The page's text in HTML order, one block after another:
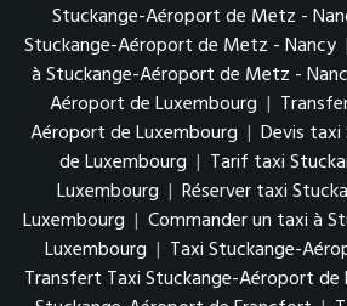
Stuckange-Aéroport de Metz -
Stuckange-Aéroport de Metz - Nancy |
à Stuckange-Aéroport de Metz -
Aéroport de Luxembourg |
Aéroport de Luxembourg | Devis
de Luxembourg | Tarif taxi
Luxembourg | Réserver taxi
Luxembourg | Commander un taxi à
Luxembourg | Taxi Stuckange-
Transfert Taxi Stuckange-Aéroport